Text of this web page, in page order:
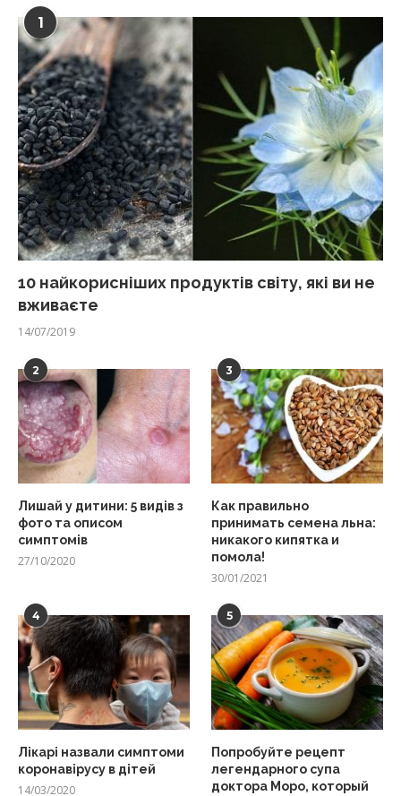
1
10 найкорисніших продуктів світу, які ви не
вживаєте
14/07/2019
2
Лишай у дитини: 5 видів з
фото та описом
симптомів
27/10/2020
3
Как правильно
принимать семена льна:
никакого кипятка и
помола!
30/01/2021
4
Лікарі назвали симптоми
коронавірусу в дітей
14/03/2020
5
Попробуйте рецепт
легендарного супа
доктора Моро, который